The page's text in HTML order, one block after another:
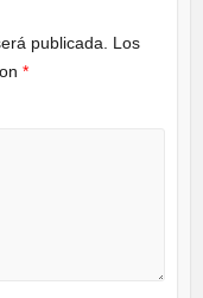
publicada. Los
*